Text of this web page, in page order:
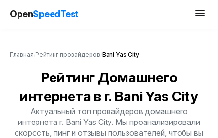
OpenSpeedTest
Главная Рейтинг провайдеров Bani Yas City
Рейтинг Домашнего
интернета в г. Bani Yas City
Актуальный топ провайдеров домашнего
интернета г. Bani Yas City. Мы проанализировали
скорость, пинг и отзывы пользователей, чтобы вы